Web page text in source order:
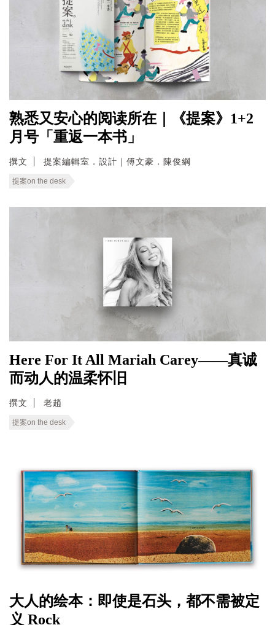
熟悉又安心的阅读所在｜《提案》1+2
月号「重返一本书」
撰文 提案編輯室．設計｜傅文豪．陳俊綱
提案on the desk
Here For It All Mariah Carey——真诚
而动人的温柔怀旧
撰文 老趙
提案on the desk
大人的绘本：即使是石头，都不需被定
义 Rock